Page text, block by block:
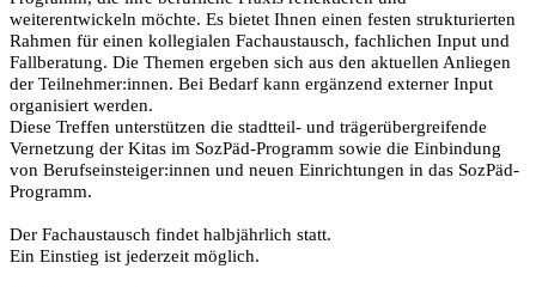
weiterentwickeln möchte. Es bietet Ihnen einen festen strukturierten
Rahmen für einen kollegialen Fachaustausch, fachlichen Input und
Fallberatung. Die Themen ergeben sich aus den aktuellen Anliegen
der Teilnehmer:innen. Bei Bedarf kann ergänzend externer Input
organisiert werden.
Diese Treffen unterstützen die stadtteil- und trägerübergreifende
Vernetzung der Kitas im SozPäd-Programm sowie die Einbindung
von Berufseinsteiger:innen und neuen Einrichtungen in das SozPäd-
Programm.
Der Fachaustausch findet halbjährlich statt.
Ein Einstieg ist jederzeit möglich.